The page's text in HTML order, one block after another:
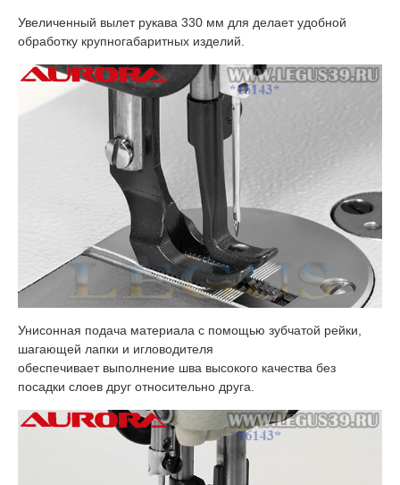
Увеличенный вылет рукава 330 мм для делает удобной
обработку крупногабаритных изделий.
Унисонная подача материала с помощью зубчатой рейки,
шагающей лапки и игловодителя
обеспечивает выполнение шва высокого качества без
посадки слоев друг относительно друга.